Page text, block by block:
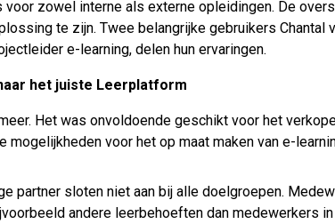
zowel interne als externe opleidingen. De
te zijn. Twee belangrijke gebruikers Chantal
e-learning, delen hun ervaringen.
het juiste Leerplatform
Het was onvoldoende geschikt voor het
mogelijkheden voor het op maat maken van e-
partner sloten niet aan bij alle doelgroepen.
andere leerbehoeften dan medewerkers